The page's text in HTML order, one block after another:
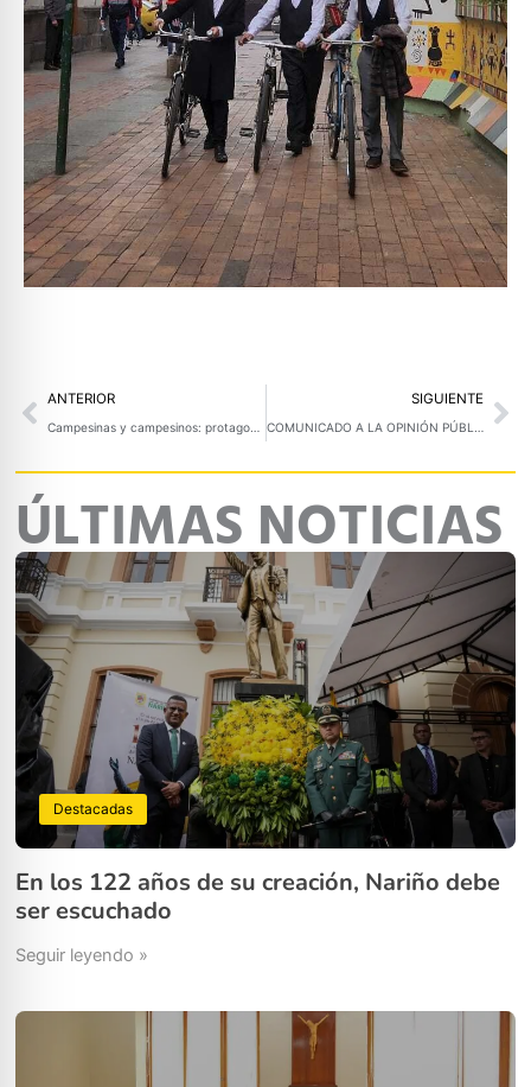
Prev
ANTERIOR SIGUIENTE
ÚLTIMAS NOTICIAS
Destacadas
En los 122 años de su creación, Nariño debe
ser escuchado
Seguir leyendo »